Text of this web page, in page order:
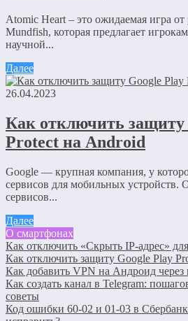
Atomic Heart – это ожидаемая игра от
Mundfish, которая предлагает
научной...
Далее
26.04.2023
Как отключить защиту
Protect на Android
Google — крупная компания, у
сервисов для мобильных устройств.
сервисов...
Далее
О смартфонах
Как отключить «Скрыть IP-адрес»
Как отключить защиту Google Play
Как добавить VPN на Андроид через
Как создать канал в Telegram:
советы
Код ошибки 60-02 и 01-03 в